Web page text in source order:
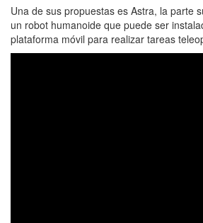
Una de sus propuestas es Astra, la parte
un robot humanoide que puede ser
plataforma móvil para realizar tareas